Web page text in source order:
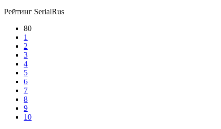
Рейтинг SerialRus
80
1
2
3
4
5
6
7
8
9
10